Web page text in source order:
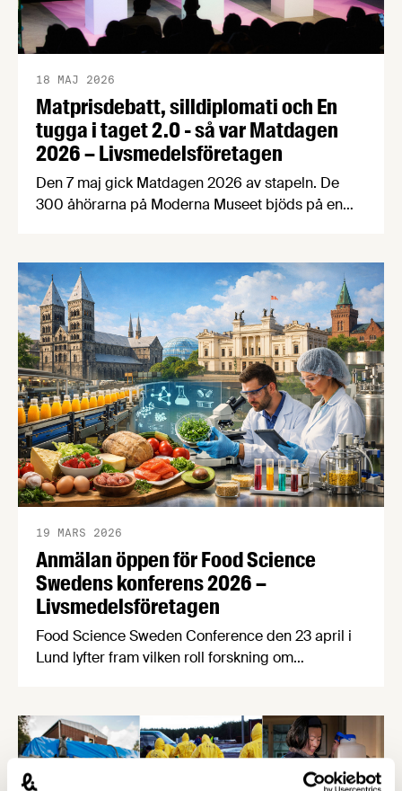
Matprisdebatt, silldiplomati och En
tugga i taget 2.0 - så var Matdagen
2026 – Livsmedelsföretagen
18 MAJ 2026
Den 7 maj gick Matdagen 2026 av stapeln. De
300 åhörarna på Moderna Museet bjöds på en
med Edward Blom, panelsamtal om
Matpriskommissionen, Årets Livsmedelsexportör,
världens bästa fika och mycket, mycket mer. Här
sammanfattar vi dagen med bilder och en kort
video. Det övergripande temat …
Anmälan öppen för Food Science
Swedens konferens 2026 –
Livsmedelsföretagen
19 MARS 2026
Food Science Sweden Conference den 23 april i
Lund lyfter fram vilken roll forskning om
diskussionerna om högprocessade livsmedel ökar.
Sista anmälningsdag 13 april! Processad mat har
alltid varit central för att kunna förse befolkningar
med säker och effektiv …